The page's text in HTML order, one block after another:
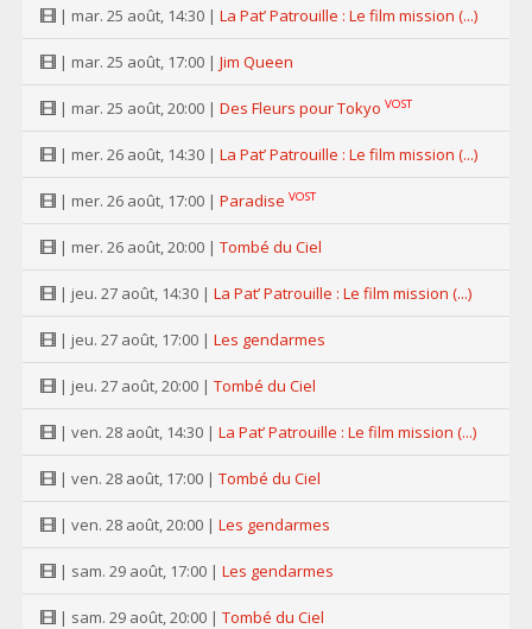
| mar. 25 août, 14:30 | La Pat’ Patrouille : Le film mission (...)
| mar. 25 août, 17:00 | Jim Queen
| mar. 25 août, 20:00 | Des Fleurs pour Tokyo VOST
| mer. 26 août, 14:30 | La Pat’ Patrouille : Le film mission (...)
| mer. 26 août, 17:00 | Paradise VOST
| mer. 26 août, 20:00 | Tombé du Ciel
| jeu. 27 août, 14:30 | La Pat’ Patrouille : Le film mission (...)
| jeu. 27 août, 17:00 | Les gendarmes
| jeu. 27 août, 20:00 | Tombé du Ciel
| ven. 28 août, 14:30 | La Pat’ Patrouille : Le film mission (...)
| ven. 28 août, 17:00 | Tombé du Ciel
| ven. 28 août, 20:00 | Les gendarmes
| sam. 29 août, 17:00 | Les gendarmes
| sam. 29 août, 20:00 | Tombé du Ciel